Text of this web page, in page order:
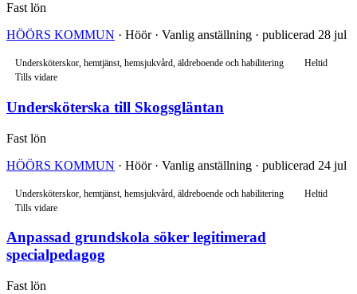
Fast lön
HÖÖRS KOMMUN · Höör · Vanlig anställning · publicerad 28 jul
Undersköterskor, hemtjänst, hemsjukvård, äldreboende och habilitering
Heltid
Tills vidare
Undersköterska till Skogsgläntan
Fast lön
HÖÖRS KOMMUN · Höör · Vanlig anställning · publicerad 24 jul
Undersköterskor, hemtjänst, hemsjukvård, äldreboende och habilitering
Heltid
Tills vidare
Anpassad grundskola söker legitimerad
specialpedagog
Fast lön